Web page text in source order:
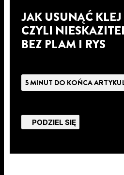
JAK USUNĄĆ KLEJ
CZYLI
BEZ PLAM I RYS
5 MINUT DO KOŃCA
PODZIEL SIĘ